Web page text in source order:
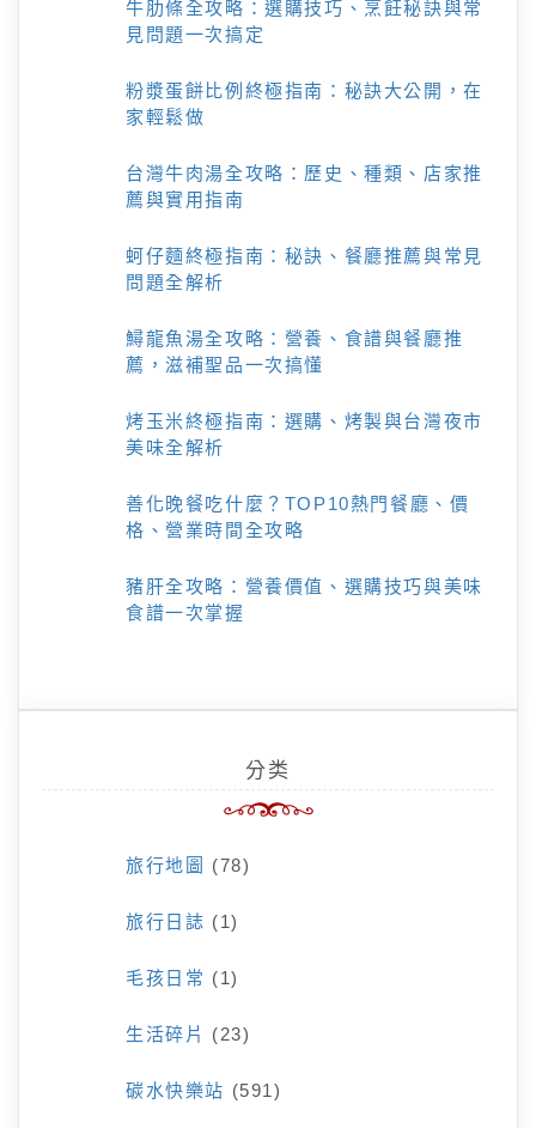
牛肋條全攻略：選購技巧、烹飪秘訣與常
見問題一次搞定
粉漿蛋餅比例終極指南：秘訣大公開，在
家輕鬆做
台灣牛肉湯全攻略：歷史、種類、店家推
薦與實用指南
蚵仔麵終極指南：秘訣、餐廳推薦與常見
問題全解析
鱘龍魚湯全攻略：營養、食譜與餐廳推
薦，滋補聖品一次搞懂
烤玉米終極指南：選購、烤製與台灣夜市
美味全解析
善化晚餐吃什麼？TOP10熱門餐廳、價
格、營業時間全攻略
豬肝全攻略：營養價值、選購技巧與美味
食譜一次掌握
分类
旅行地圖 (78)
旅行日誌 (1)
毛孩日常 (1)
生活碎片 (23)
碳水快樂站 (591)